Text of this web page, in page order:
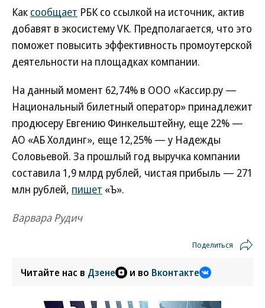
Как сообщает РБК со ссылкой на источник, актив
добавят в экосистему VK. Предполагается, что это
поможет повысить эффективность промоутерской
деятельности на площадках компании.
На данный момент 62,74% в ООО «Кассир.ру —
Национальный билетный оператор» принадлежит
продюсеру Евгению Финкельштейну, еще 22% —
АО «АБ Холдинг», еще 12,25% — у Надежды
Соловьевой. За прошлый год выручка компании
составила 1,9 млрд рублей, чистая прибыль — 271
млн рублей, пишет «Ъ».
Варвара Рудич
Поделиться
Читайте нас в Дзене и во Вконтакте